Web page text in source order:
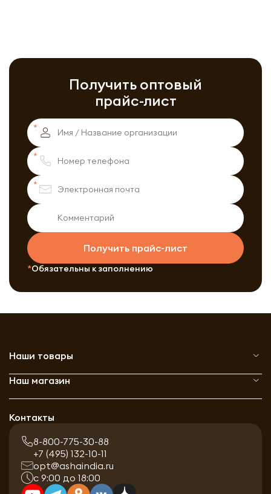
Получить оптовый
прайс-лист
Получить прайс-лист
Обязательны к заполнению
Наши товары
Наш магазин
Контакты
8-800-775-30-88
+7 (495) 132-10-11
opt@ashaindia.ru
с 9:00 до 18:00